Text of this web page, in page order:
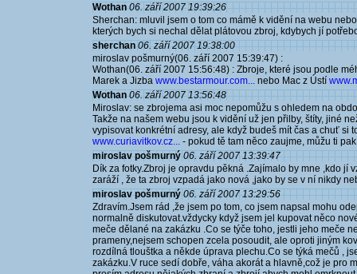
Wothan 06. září 2007 19:39:26
Sherchan: mluvil jsem o tom co mámě k vidění na webu
kterých bych si nechal dělat plátovou zbroj, kdybych jí
sherchan 06. září 2007 19:38:00
miroslav pošmurný(06. září 2007 15:39:47) :
Wothan(06. září 2007 15:56:48) : Zbroje, které jsou podle
Marek a Jizba www.bestarmour.com... nebo Mac z Ústí
Wothan 06. září 2007 13:56:48
Miroslav: se zbrojema asi moc nepomůžu s ohledem na
Takže na našem webu jsou k vidění už jen přilby, štíty, jiné
vypisovat konkrétní adresy, ale když budeš mít čas a chuť si
www.curiavitkov.cz... - pokud tě tam něco zaujme, můžu ti
miroslav pošmurný 06. září 2007 13:39:47
Dík za fotky.Zbroj je opravdu pěkná .Zajímalo by mne ,kdo jí
zaráží , že ta zbroj vzpadá jako nová ,jako by se v ní nikdy
miroslav pošmurný 06. září 2007 13:29:56
Zdravím.Jsem rád ,že jsem po tom, co jsem napsal mohu
normalně diskutovat.vždycky když jsem jel kupovat něco
meče dělané na zakázku .Co se týče toho, jestli jeho meče
prameny,nejsem schopen zcela posoudit, ale oproti jiným
rozdílná tlouštka a někde úprava plechu.Co se týká mečů ,
zakázku.V ruce sedí dobře, váha akorát a hlavně,což je pro